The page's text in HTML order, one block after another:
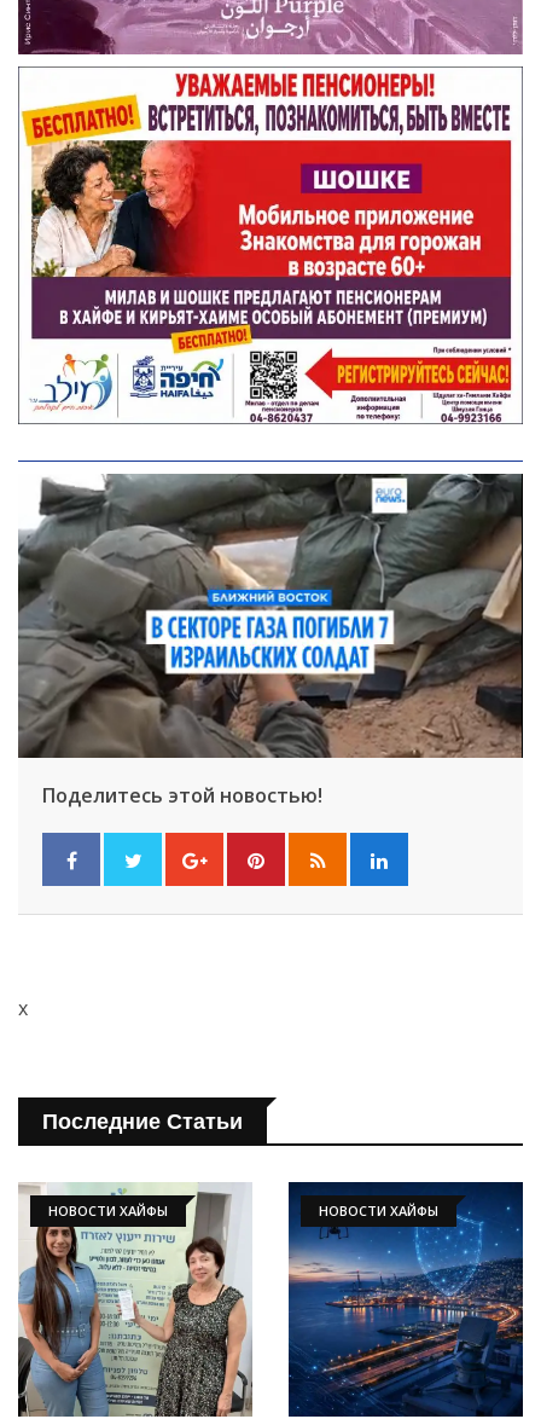
Поделитесь этой новостью!
x
Последние Статьи
НОВОСТИ ХАЙФЫ НОВОСТИ ХАЙФЫ